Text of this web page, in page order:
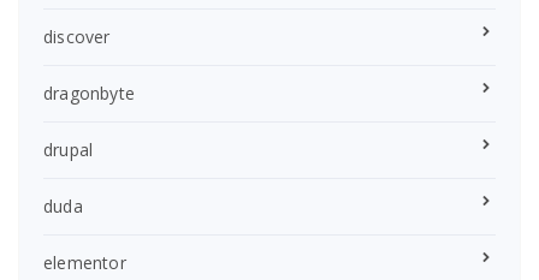
discover
dragonbyte
drupal
duda
elementor